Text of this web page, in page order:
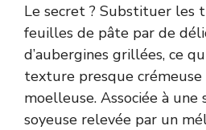
Le secret ? Substituer les
feuilles de pâte par de
d’aubergines grillées, ce
texture presque
moelleuse. Associée à une
soyeuse relevée par un